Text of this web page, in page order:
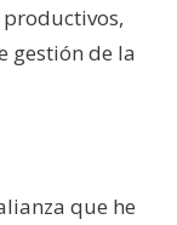
gestión de la
que he